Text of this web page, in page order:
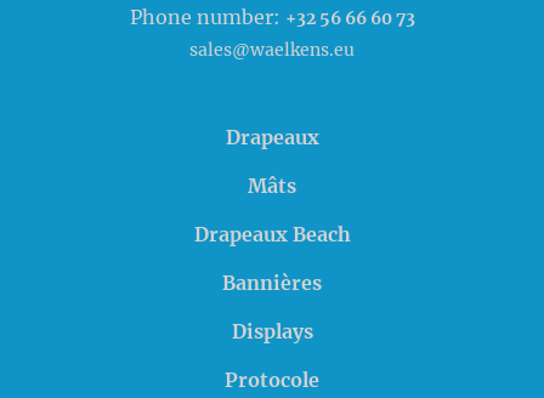
Phone number: +32 56 66 60 73
sales@waelkens.eu
Drapeaux
Mâts
Drapeaux Beach
Bannières
Displays
Protocole